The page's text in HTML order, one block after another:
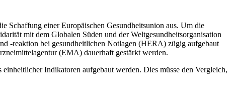
Schaffung einer Europäischen Gesundheitsunion aus. Um die
mit dem Globalen Süden und der Weltgesundheitsorganisation
-reaktion bei gesundheitlichen Notlagen (HERA) zügig aufgebaut
(EMA) dauerhaft gestärkt werden.
Indikatoren aufgebaut werden. Dies müsse den Vergleich,